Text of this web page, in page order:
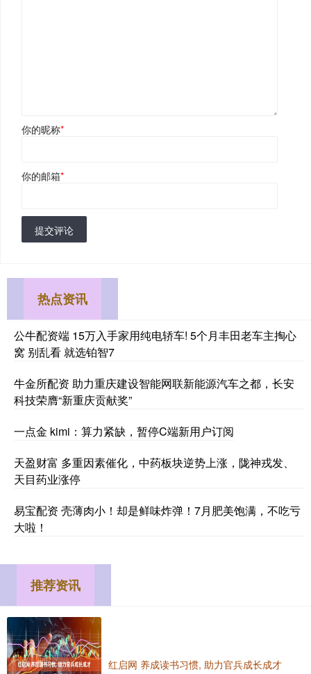
你的昵称*
你的邮箱*
提交评论
热点资讯
公牛配资端 15万入手家用纯电轿车! 5个月丰田老车主掏心
窝 别乱看 就选铂智7
牛金所配资 助力重庆建设智能网联新能源汽车之都，长安
科技荣膺“新重庆贡献奖”
一点金 kimi：算力紧缺，暂停C端新用户订阅
天盈财富 多重因素催化，中药板块逆势上涨，陇神戎发、
天目药业涨停
易宝配资 壳薄肉小！却是鲜味炸弹！7月肥美饱满，不吃亏
大啦！
推荐资讯
红启网 养成读书习惯, 助力官兵成长成才